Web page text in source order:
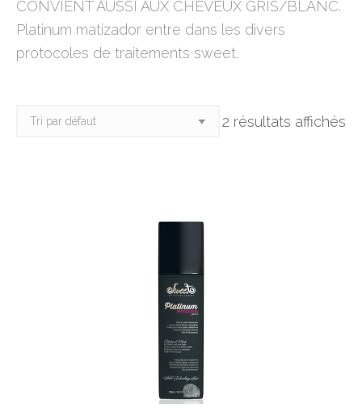
CONVIENT AUSSI AUX CHEVEUX GRIS/BLANC.
Platinum matizador entre dans les divers
protocoles de traitements sweet.
2 résultats affichés